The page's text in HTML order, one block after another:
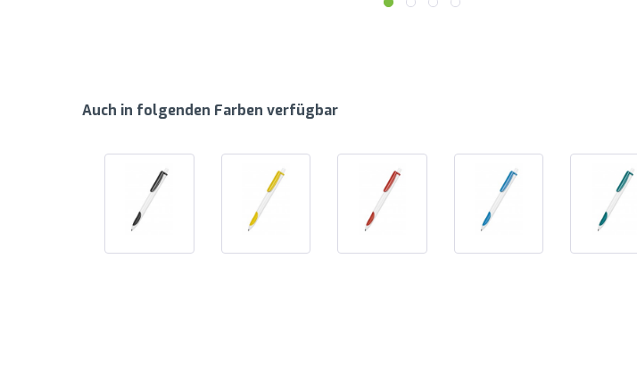
Auch in folgenden Farben verfügbar